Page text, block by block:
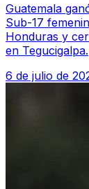
Guatemala
Sub-17
Honduras y
en Tegucigalpa.
6 de julio de